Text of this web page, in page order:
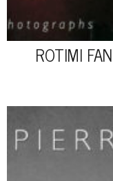
ROTIMI